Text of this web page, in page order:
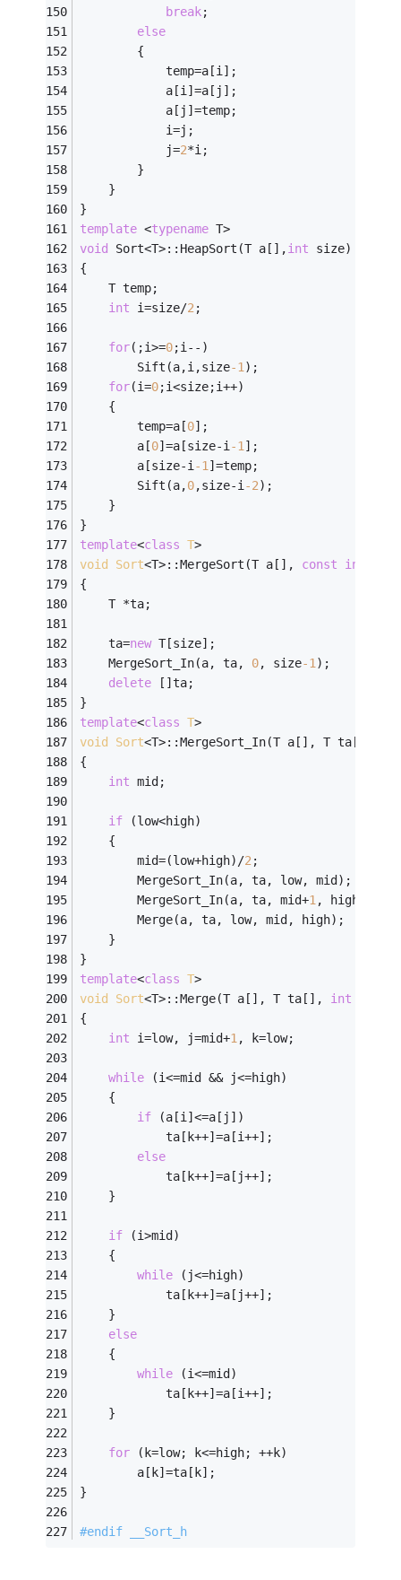
break;
else
		{
			temp=a[i];
			a[i]=a[j];
			j=
2*i;
	}
}
template <typename T>
void Sort<T>::HeapSort(T a[],int
{
	T temp;
int i=size/2 ;
for(;i>=0;i--
		Sift(a,i,size
-1 );
for(i=0
	{
		temp=a[
0];
		a[
0]=a[size-i -1 ];
		a[size-i
-1 ]=temp;
		Sift(a,
0,size-i -2
	}
}
template<class T>
void
Sort<T>: :MergeSort(T a[], const int
{
	T *ta;
    ta=
new
    MergeSort_In(a, ta,
0, size-1
delete
}
template<class T>
void
Sort<T>: :MergeSort_In(T a[], T ta[],
{
int mid;
if
	{
        mid=(low+high)/
2
MergeSort_In(a, ta, low,
        MergeSort_In(a, ta, mid+
1 ,
Merge(a, ta, low, mid,
    }
}
template<class T>
void
Sort<T>: :Merge(T a[], T ta[], int
{
int i=low, j=mid+1 , k=low;
while (i<=mid && j<=high)
	{
if (a[i]<=a[j])
            ta[k++]=a[i++];
else
            ta[k++]=a[j++];
    }
if (i>mid)
	{
while (j<=high)
            ta[k++]=a[j++];
    }
else
	{
while (i<=mid)
            ta[k++]=a[i++];
    }
for (k=low; k<=high; ++k)
        a[k]=ta[k];
}
#endif __Sort_h